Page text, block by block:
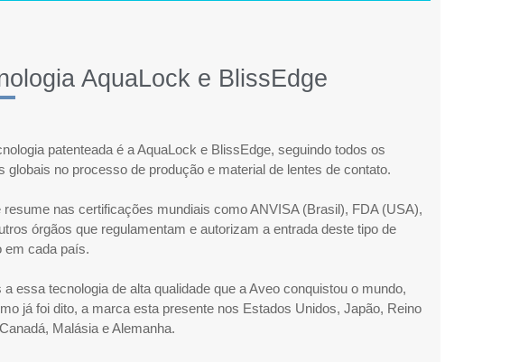
AquaLock e BlissEdge
patenteada é a AquaLock e BlissEdge, seguindo todos os
globais no processo de produção e material de lentes de contato.
resume nas certificações mundiais como ANVISA (Brasil), FDA (USA),
órgãos que regulamentam e autorizam a entrada deste tipo de
em cada país.
a essa tecnologia de alta qualidade que a Aveo conquistou o mundo,
já foi dito, a marca esta presente nos Estados Unidos, Japão, Reino
Malásia e Alemanha.